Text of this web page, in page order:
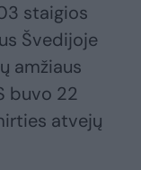
staigios
Švedijoje
amžiaus
buvo 22
atvejų